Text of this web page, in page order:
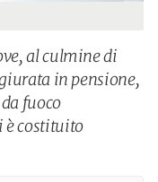
al culmine di
in pensione,
fuoco
è costituito